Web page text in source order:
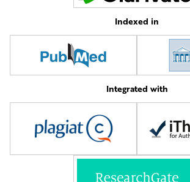
Indexed in
Integrated with